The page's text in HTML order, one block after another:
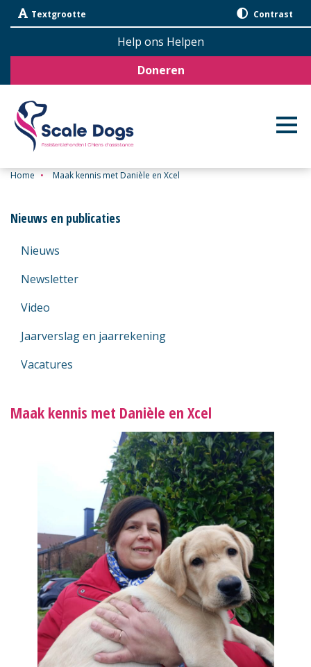
navigatieTextgrootte Contrast
Help ons Helpen
Doneren
Home • Maak kennis met Danièle en Xcel
Nieuws en publicaties
Nieuws
Newsletter
Video
Jaarverslag en jaarrekening
Vacatures
Maak kennis met Danièle en Xcel